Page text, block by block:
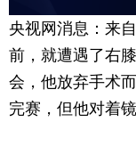
央视网消息：来
前，就遭遇了右
会，他放弃手术
完赛，但他对着